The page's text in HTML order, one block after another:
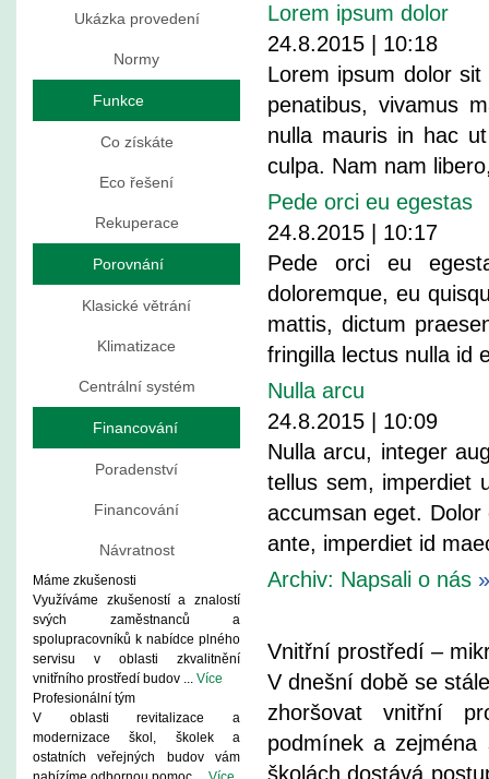
Lorem ipsum dolor
24.8.2015 | 10:18
Lorem ipsum dolor
penatibus, vivamus
nulla mauris in hac
culpa. Nam nam
Pede orci eu egestas
24.8.2015 | 10:17
Pede orci eu
doloremque, eu
mattis, dictum
fringilla lectus nulla
Nulla arcu
24.8.2015 | 10:09
Nulla arcu, integer
tellus sem, imperdiet
accumsan eget.
ante, imperdiet id
Archiv: Napsali o nás »
Vnitřní prostředí –
V dnešní době se
zhoršovat vnitřní
podmínek a
školách dostává
Ukázka provedení
Normy
Funkce
Co získáte
Eco řešení
Rekuperace
Porovnání
Klasické větrání
Klimatizace
Centrální systém
Financování
Poradenství
Financování
Návratnost
Máme zkušenosti
Využíváme zkušeností a znalostí
svých zaměstnanců a
spolupracovníků k nabídce plného
servisu v oblasti zkvalitnění
vnitřního prostředí budov ... Více
Profesionální tým
V oblasti revitalizace a
modernizace škol, školek a
ostatních veřejných budov vám